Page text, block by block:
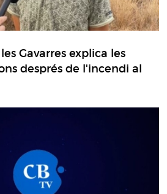
Gavarres explica les
després de l'incendi al